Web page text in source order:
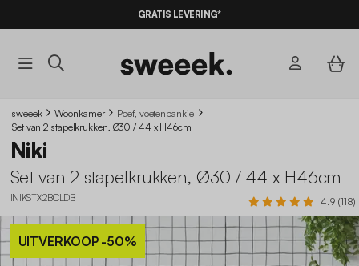
GRATIS LEVERING*
sweeek Woonkamer
Poef, voetenbankje
Set van 2 stapelkrukken, Ø30 / 44 x H46cm
Niki
Set van 2 stapelkrukken, Ø30 / 44 x H46cm
INIKSTX2BCLDB 4.9 (118)
UITVERKOOP-50%